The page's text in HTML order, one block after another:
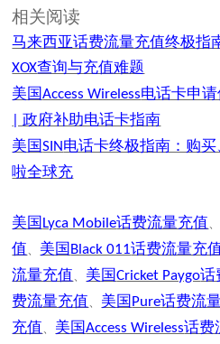
相关阅读
马来西亚话费流量充值终极指
XOX查询与充值难题
美国Access Wireless电话卡申
|政府补助电话卡指南
美国SIN电话卡终极指南：购
啦全球充
美国 Lyca Mobile话费流量充值、
值、 美国 Black 011话费流量充
流量充值、 美国Cricket Paygo话
费流量充值、 美国 Pure话费流
充值、 美国Access Wireless话费